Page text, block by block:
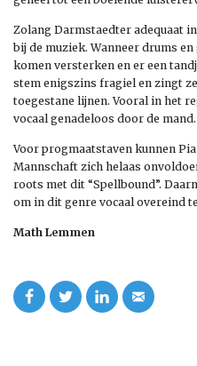
Zolang Darmstaedter adequaat
bij de muziek. Wanneer drums
komen versterken en er een
stem enigszins fragiel en zingt
toegestane lijnen. Vooral in het
vocaal genadeloos door de mand.
Voor progmaatstaven kunnen
Mannschaft zich helaas
roots met dit “Spellbound”.
om in dit genre vocaal overeind
Math Lemmen